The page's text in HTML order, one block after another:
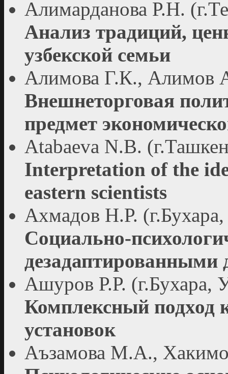
Алимарданова Р.Н.
Анализ традиций,
узбекской семьи
Алимова Г.К., Алимов
Внешнеторговая
предмет
Atabaeva N.B.
Interpretation of the
eastern scientists
Ахмадов Н.Р. (г.Бухара,
Социально-
дезадаптированными
Ашуров Р.Р. (г.Бухара,
Комплексный подход
установок
Аъзамова М.А.,